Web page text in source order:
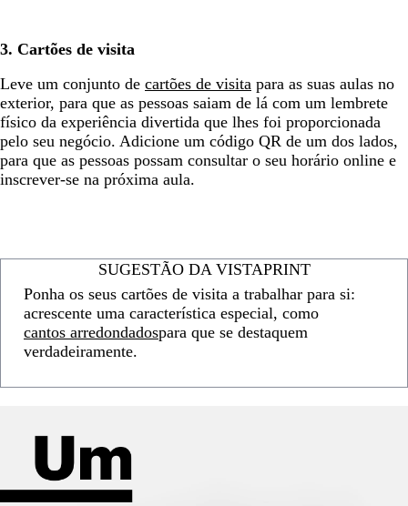
3. Cartões de visita
Leve um conjunto de cartões de visita para as suas aulas no
exterior, para que as pessoas saiam de lá com um lembrete
físico da experiência divertida que lhes foi proporcionada
pelo seu negócio. Adicione um código QR de um dos lados,
para que as pessoas possam consultar o seu horário online e
inscrever-se na próxima aula.
SUGESTÃO DA VISTAPRINT
Ponha os seus cartões de visita a trabalhar para si:
acrescente uma característica especial, como
cantos arredondadospara que se destaquem
verdadeiramente.